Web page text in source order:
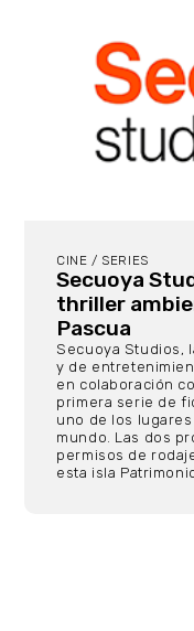
CINE / SERIES
Secuoya
thriller
Pascua
Secuoya Studios,
y de
en colaboración
primera serie de
uno de los
mundo. Las dos
permisos de
esta isla